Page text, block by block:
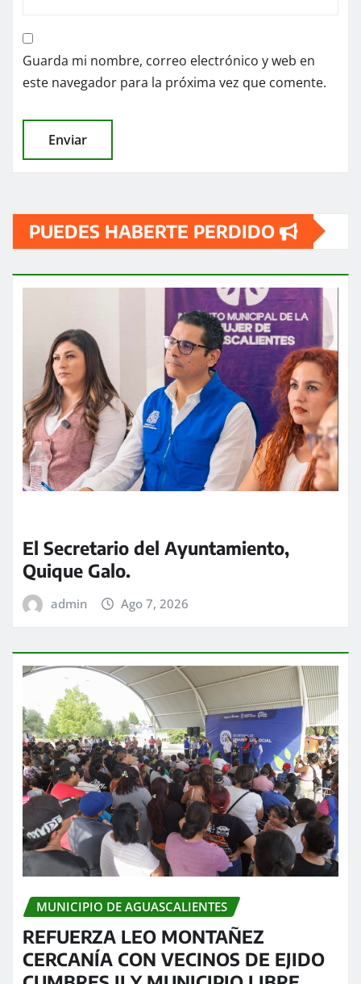
Guarda mi nombre, correo electrónico y web en
este navegador para la próxima vez que comente.
PUEDES HABERTE PERDIDO
El Secretario del Ayuntamiento,
Quique Galo.
admin Ago 7, 2026
MUNICIPIO DE AGUASCALIENTES
REFUERZA LEO MONTAÑEZ
CERCANÍA CON VECINOS DE EJIDO